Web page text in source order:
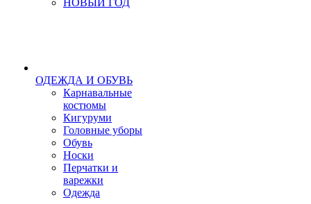
НОВЫЙ ГОД
ОДЕЖДА И ОБУВЬ
Карнавальные
костюмы
Кигуруми
Головные уборы
Обувь
Носки
Перчатки и
варежки
Одежда